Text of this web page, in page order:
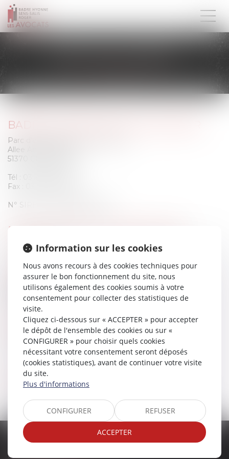
BADRE HYONNE SENS-SALIS ROGER
Parc d'affaires Reims-Champigny,
Allee Amelin - Bat C,
51370 CHAMPIGNY
Tél : 03 26 77 52 00
Fax : 03 26 77 52 09
N° SIRET : 41902000300028
DIRECTEUR DE LA PUBLICATION
Hugues BADRE
HÉBERGEMENT
Société SEPTEO Legaltech
194 Avenue de la Gare Sud de France, 34970 Lattes
www.azko.fr
POLITIQUE DE COOKIES
POLITIQUE DE CONFIDENTIALITÉ
CHAMPIGNY
Parc d'affaires Reims-Champigny
Information sur les cookies
Nous avons recours à des cookies techniques pour
assurer le bon fonctionnement du site, nous
utilisons également des cookies soumis à votre
consentement pour collecter des statistiques de
visite.
Cliquez ci-dessous sur « ACCEPTER » pour accepter
le dépôt de l'ensemble des cookies ou sur «
CONFIGURER » pour choisir quels cookies
nécessitant votre consentement seront déposés
(cookies statistiques), avant de continuer votre visite
du site.
Plus d'informations
CONFIGURER REFUSER
ACCEPTER